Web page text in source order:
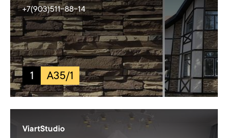
+7(903)511-88-14
1 A35/1
ViartStudio